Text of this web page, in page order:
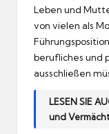
Leben und
von vielen als
berufliches und
ausschließen
LESEN SIE
und